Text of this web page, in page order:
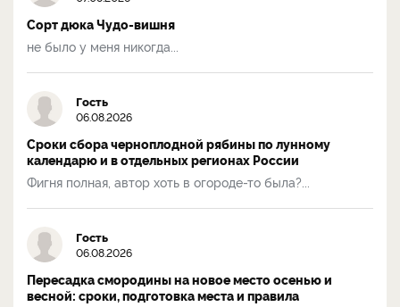
Сорт дюка Чудо-вишня
не было у меня никогда...
Гость
06.08.2026
Сроки сбора черноплодной рябины по лунному
календарю и в отдельных регионах России
Фигня полная, автор хоть в огороде-то была?...
Гость
06.08.2026
Пересадка смородины на новое место осенью и
весной: сроки, подготовка места и правила